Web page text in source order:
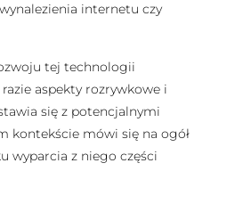
internetu czy
tej technologii
aspekty rozrywkowe i
się z potencjalnymi
kontekście mówi się na ogół
wyparcia z niego części